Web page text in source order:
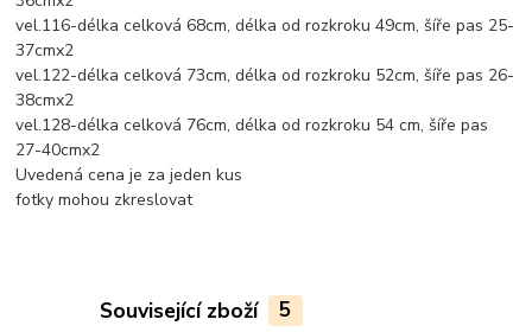
vel.116-délka celková 68cm, délka od rozkroku 49cm, šíře pas 25-
37cmx2
vel.122-délka celková 73cm, délka od rozkroku 52cm, šíře pas 26-
38cmx2
vel.128-délka celková 76cm, délka od rozkroku 54 cm, šíře pas
27-40cmx2
Uvedená cena je za jeden kus
fotky mohou zkreslovat
Související zboží 5